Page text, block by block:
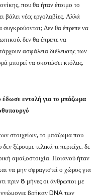
που θα ήταν έτοιμο το
νέες εργολαβίες. Αλλά
συγκρούονται; Δεν θα έπρεπε να
δεν θα έπρεπε να
ασφάλεια διέλευσης των
μπορεί να σκοτώσει κιόλας,
εντολή για το μπάζωμα
στοιχείων, το μπάζωμα που
ξέρουμε τελικά τι περιείχε, δε
αμαξοστοιχία. Ποιανού ήταν
να μην σφραγιστεί ο χώρος για
πριν 8 μήνες οι άνθρωποι με
βρήκαν DNA των